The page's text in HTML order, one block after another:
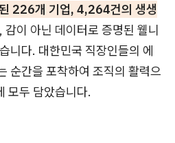
226개 기업, 4,264건의 생생
감이 아닌 데이터로 증명된 웰니
니다. 대한민국 직장인들의 에
순간을 포착하여 조직의 활력으
모두 담았습니다.